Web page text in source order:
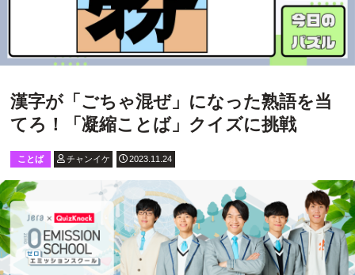
漢字が「ごちゃ混ぜ」になった熟語を当
てろ！「凝縮ことば」クイズに挑戦
ことば チャンイケ 2023.11.24